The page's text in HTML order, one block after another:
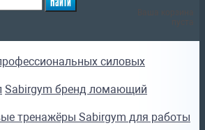
силовых
Sabirgym бренд ломающий
тренажёры Sabirgym для работы